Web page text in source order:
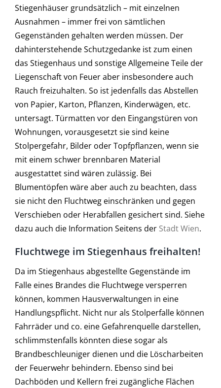
Stiegenhäuser grundsätzlich – mit einzelnen
Ausnahmen – immer frei von sämtlichen
Gegenständen gehalten werden müssen. Der
dahinterstehende Schutzgedanke ist zum einen
das Stiegenhaus und sonstige Allgemeine Teile der
Liegenschaft von Feuer aber insbesondere auch
Rauch freizuhalten. So ist jedenfalls das Abstellen
von Papier, Karton, Pflanzen, Kinderwägen, etc.
untersagt. Türmatten vor den Eingangstüren von
Wohnungen, vorausgesetzt sie sind keine
Stolpergefahr, Bilder oder Topfpflanzen, wenn sie
mit einem schwer brennbaren Material
ausgestattet sind wären zulässig. Bei
Blumentöpfen wäre aber auch zu beachten, dass
sie nicht den Fluchtweg einschränken und gegen
Verschieben oder Herabfallen gesichert sind. Siehe
dazu auch die Information Seitens der Stadt Wien.
Fluchtwege im Stiegenhaus freihalten!
Da im Stiegenhaus abgestellte Gegenstände im
Falle eines Brandes die Fluchtwege versperren
können, kommen Hausverwaltungen in eine
Handlungspflicht. Nicht nur als Stolperfalle können
Fahrräder und co. eine Gefahrenquelle darstellen,
schlimmstenfalls könnten diese sogar als
Brandbeschleuniger dienen und die Löscharbeiten
der Feuerwehr behindern. Ebenso sind bei
Dachböden und Kellern frei zugängliche Flächen